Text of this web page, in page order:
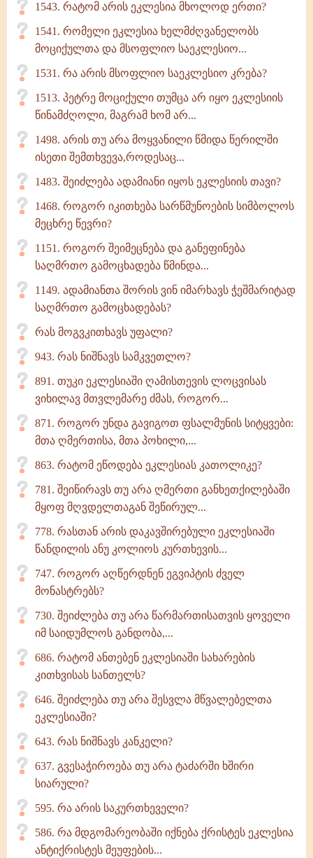
1543. რატომ არის ეკლესია მხოლოდ ერთი?
1541. რომელი ეკლესია ხელმძღვანელობს
მოციქულთა და მსოფლიო საეკლესიო...
1531. რა არის მსოფლიო საეკლესიო კრება?
1513. პეტრე მოციქული თუმცა არ იყო ეკლესიის
წინამძღოლი, მაგრამ ხომ არ...
1498. არის თუ არა მოყვანილი წმიდა წერილში
ისეთი შემთხვევა,როდესაც...
1483. შეიძლება ადამიანი იყოს ეკლესიის თავი?
1468. როგორ იკითხება სარწმუნოების სიმბოლოს
მეცხრე წევრი?
1151. როგორ შეიმეცნება და განეფინება
საღმრთო გამოცხადება წმინდა...
1149. ადამიანთა შორის ვინ იმარხავს ჭეშმარიტად
საღმრთო გამოცხადებას?
რას მოგვკითხავს უფალი?
943. რას ნიშნავს სამკვეთლო?
891. თუკი ეკლესიაში ღამისთევის ლოცვისას
ვიხილავ მთვლემარე ძმას, როგორ...
871. როგორ უნდა გავიგოთ ფსალმუნის სიტყვები:
მთა ღმერთისა, მთა პოხილი,...
863. რატომ ეწოდება ეკლესიას კათოლიკე?
781. შეიწირავს თუ არა ღმერთი განხეთქილებაში
მყოფ მღვდელთაგან შეწირულ...
778. რასთან არის დაკავშირებული ეკლესიაში
წანდილის ანუ კოლიოს კურთხევის...
747. როგორ აღწერდნენ ეგვიპტის ძველ
მონასტრებს?
730. შეიძლება თუ არა წარმართისათვის ყოველი
იმ საიდუმლოს განდობა,...
686. რატომ ანთებენ ეკლესიაში სახარების
კითხვისას სანთელს?
646. შეიძლება თუ არა შესვლა მწვალებელთა
ეკლესიაში?
643. რას ნიშნავს კანკელი?
637. გვესაჭიროება თუ არა ტაძარში ხშირი
სიარული?
595. რა არის საკურთხეველი?
586. რა მდგომარეობაში იქნება ქრისტეს ეკლესია
ანტიქრისტეს მეუფების...